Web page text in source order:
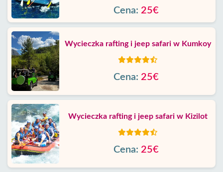
Cena: 25€
Wycieczka rafting i jeep safari w Kumkoy
Cena: 25€
Wycieczka rafting i jeep safari w Kizilot
Cena: 25€